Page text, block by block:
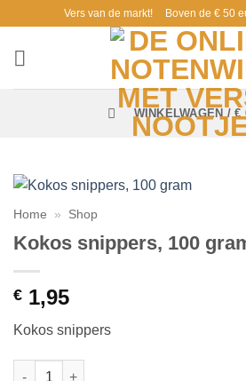
inhoud
Vers van de markt! Boven de € 50
WINKELWAGEN /€
Home » Shop
Kokos snippers, 100
€ 1,95
Kokos snippers
Kokos snippers, 100 gram aantal